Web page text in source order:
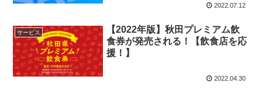
2022.07.12
サービス
【2022年版】秋田プレミアム飲
食券が発売される！【飲食店を応
援！】
2022.04.30